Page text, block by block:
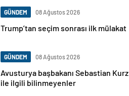
GÜNDEM 08 Ağustos 2026
Trump’tan seçim sonrası ilk mülakat
GÜNDEM 08 Ağustos 2026
Avusturya başbakanı Sebastian Kurz
ile ilgili bilinmeyenler